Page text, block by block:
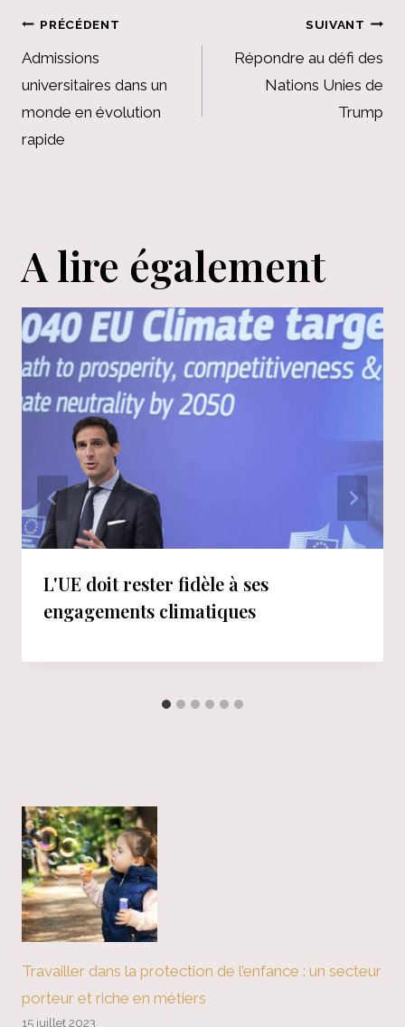
Navigation
de
l’article
PRÉCÉDENT
Admissions
universitaires dans un
monde en évolution
rapide
SUIVANT
Répondre au défi des
Nations Unies de
Trump
A lire également
L'UE doit rester fidèle à ses
engagements climatiques
Travailler dans la protection de l’enfance : un secteur
porteur et riche en métiers
15 juillet 2023